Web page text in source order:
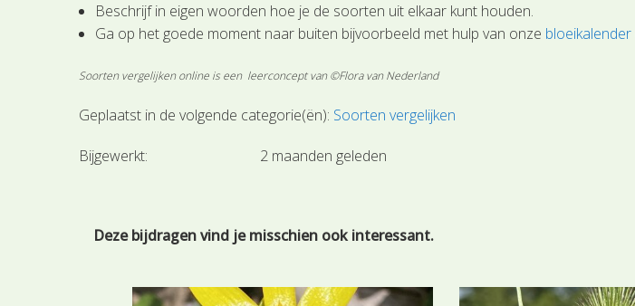
Beschrijf in eigen woorden hoe je de soorten uit elkaar kunt houden.
Ga op het goede moment naar buiten bijvoorbeeld met hulp van onze bloeikalender
Soorten vergelijken online is een leerconcept van ©Flora van Nederland
Geplaatst in de volgende categorie(ën): Soorten vergelijken
Bijgewerkt: 2 maanden geleden
Deze bijdragen vind je misschien ook interessant.